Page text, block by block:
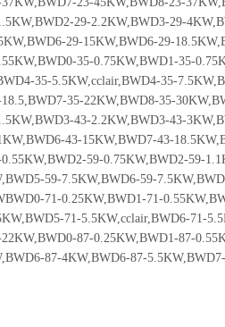
29-2.2KW,BWD3-29-
29-15KW,BWD6-29-
35-0.75KW,BWD1-35-
35-5.5KW,cclair,BWD4-35-
35-22KW,BWD8-35-
43-2.2KW,BWD3-43-
43-15KW,BWD7-43-
59-0.75KW,BWD2-59-
59-7.5KW,BWD6-59-
71-0.25KW,BWD1-71-
71-5.5KW,cclair,BWD6-71-
87-0.25KW,BWD1-87-
87-4KW,BWD6-87-